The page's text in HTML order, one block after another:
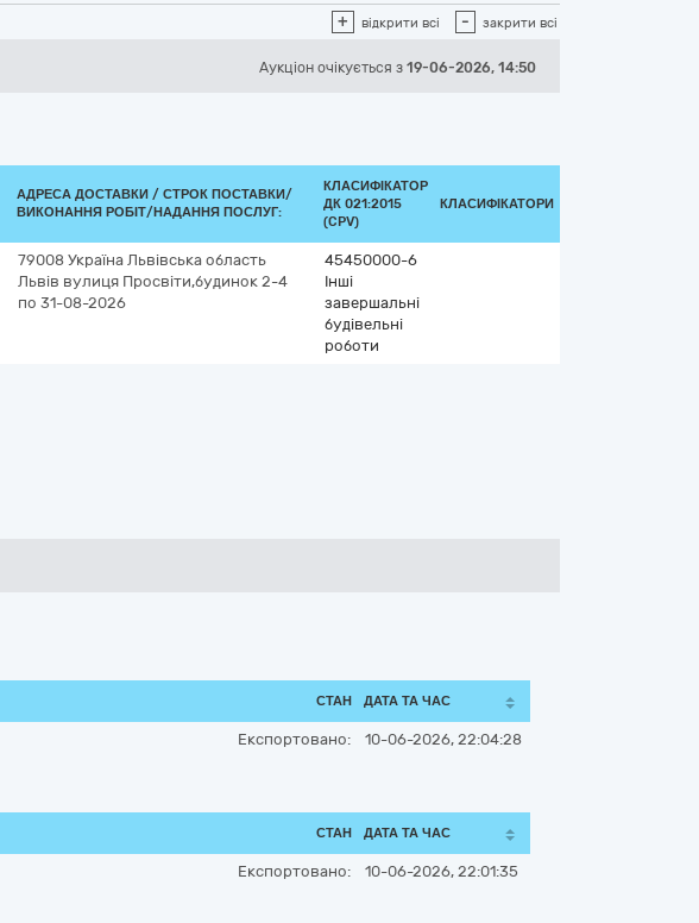
+ відкрити всі - закрити всі
Аукціон очікується з 19-06-2026, 14:50
АДРЕСА ДОСТАВКИ / СТРОК ПОСТАВКИ/
ВИКОНАННЯ РОБІТ/НАДАННЯ ПОСЛУГ:
КЛАСИФІКАТОР
ДК 021:2015
(CPV)
КЛАСИФІКАТОРИ
79008 Україна Львівська область
Львів вулиця Просвіти,будинок 2-4
по 31-08-2026
45450000-6
Інші
завершальні
будівельні
роботи
СТАН ДАТА ТА ЧАС
Експортовано: 10-06-2026, 22:04:28
СТАН ДАТА ТА ЧАС
Експортовано: 10-06-2026, 22:01:35